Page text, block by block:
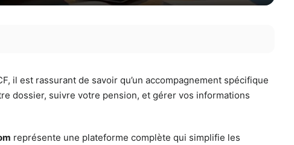
il est rassurant de savoir qu’un accompagnement spécifique
dossier, suivre votre pension, et gérer vos informations
représente une plateforme complète qui simplifie les